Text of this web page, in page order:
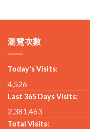
瀏覽次數
Today's Visits:
4,526
Last 365 Days Visits:
2,381,463
Total Visits: